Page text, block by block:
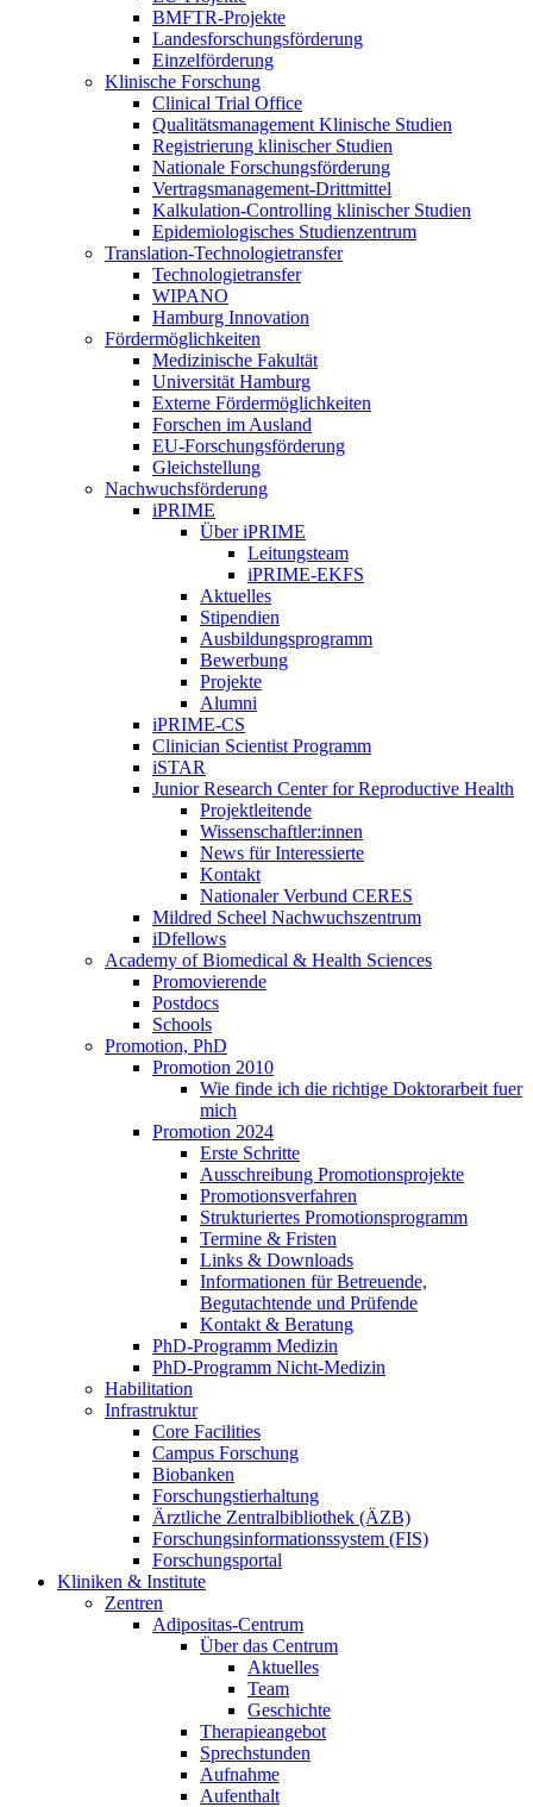
BMFTR-Projekte
Landesforschungsförderung
Einzelförderung
Klinische Forschung
Clinical Trial Office
Qualitätsmanagement Klinische Studien
Registrierung klinischer Studien
Nationale Forschungsförderung
Vertragsmanagement-Drittmittel
Kalkulation-Controlling klinischer Studien
Epidemiologisches Studienzentrum
Translation-Technologietransfer
Technologietransfer
WIPANO
Hamburg Innovation
Fördermöglichkeiten
Medizinische Fakultät
Universität Hamburg
Externe Fördermöglichkeiten
Forschen im Ausland
EU-Forschungsförderung
Gleichstellung
Nachwuchsförderung
iPRIME
Über iPRIME
Leitungsteam
iPRIME-EKFS
Aktuelles
Stipendien
Ausbildungsprogramm
Bewerbung
Projekte
Alumni
iPRIME-CS
Clinician Scientist Programm
iSTAR
Junior Research Center for Reproductive Health
Projektleitende
Wissenschaftler:innen
News für Interessierte
Kontakt
Nationaler Verbund CERES
Mildred Scheel Nachwuchszentrum
iDfellows
Academy of Biomedical & Health Sciences
Promovierende
Postdocs
Schools
Promotion, PhD
Promotion 2010
Wie finde ich die richtige Doktorarbeit fuer
mich
Promotion 2024
Erste Schritte
Ausschreibung Promotionsprojekte
Promotionsverfahren
Strukturiertes Promotionsprogramm
Termine & Fristen
Links & Downloads
Informationen für Betreuende,
Begutachtende und Prüfende
Kontakt & Beratung
PhD-Programm Medizin
PhD-Programm Nicht-Medizin
Habilitation
Infrastruktur
Core Facilities
Campus Forschung
Biobanken
Forschungstierhaltung
Ärztliche Zentralbibliothek (ÄZB)
Forschungsinformationssystem (FIS)
Forschungsportal
Kliniken & Institute
Zentren
Adipositas-Centrum
Über das Centrum
Aktuelles
Team
Geschichte
Therapieangebot
Sprechstunden
Aufnahme
Aufenthalt